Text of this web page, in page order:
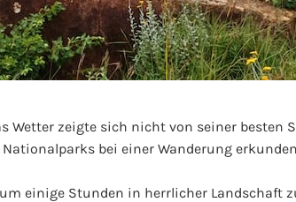
Wetter zeigte sich nicht von seiner besten
bei einer Wanderung
einige Stunden in herrlicher Landschaft